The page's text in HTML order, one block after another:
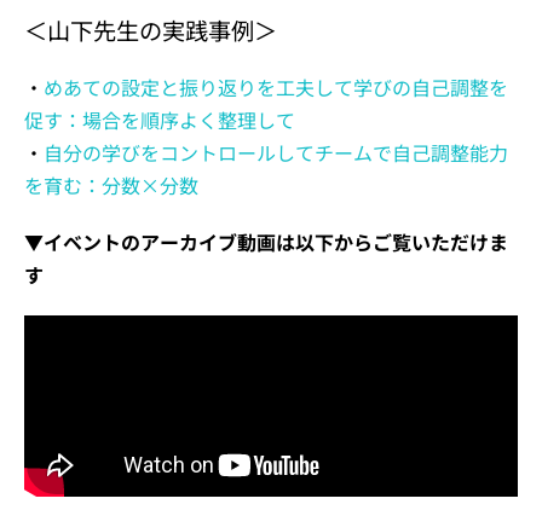
＜山下先生の実践事例＞
・ めあての設定と振り返りを工夫して学びの自己調整を
促す：場合を順序よく整理して
・ 自分の学びをコントロールしてチームで自己調整能力
を育む：分数×分数
▼イベントのアーカイブ動画は以下からご覧いただけま
す